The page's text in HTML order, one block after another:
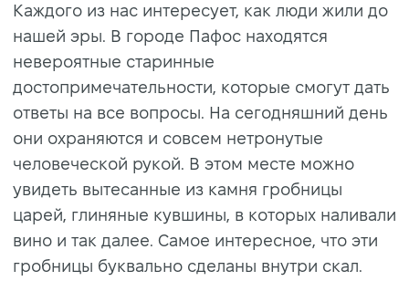
Каждого из нас интересует, как люди жили до
нашей эры. В городе Пафос находятся
невероятные старинные
достопримечательности, которые смогут дать
ответы на все вопросы. На сегодняшний день
они охраняются и совсем нетронутые
человеческой рукой. В этом месте можно
увидеть вытесанные из камня гробницы
царей, глиняные кувшины, в которых наливали
вино и так далее. Самое интересное, что эти
гробницы буквально сделаны внутри скал.